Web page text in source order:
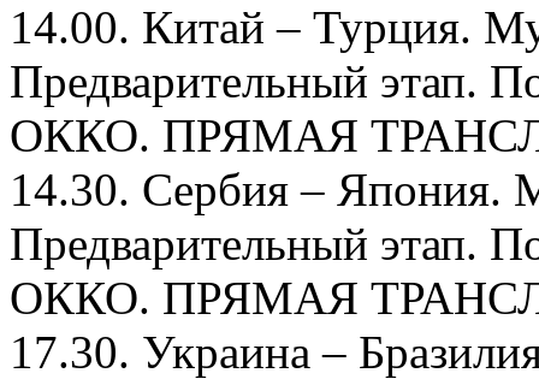
14.00. Китай – Турция.
Предварительный этап.
ОККО. ПРЯМАЯ
14.30. Сербия –
Предварительный этап.
ОККО. ПРЯМАЯ
17.30. Украина –